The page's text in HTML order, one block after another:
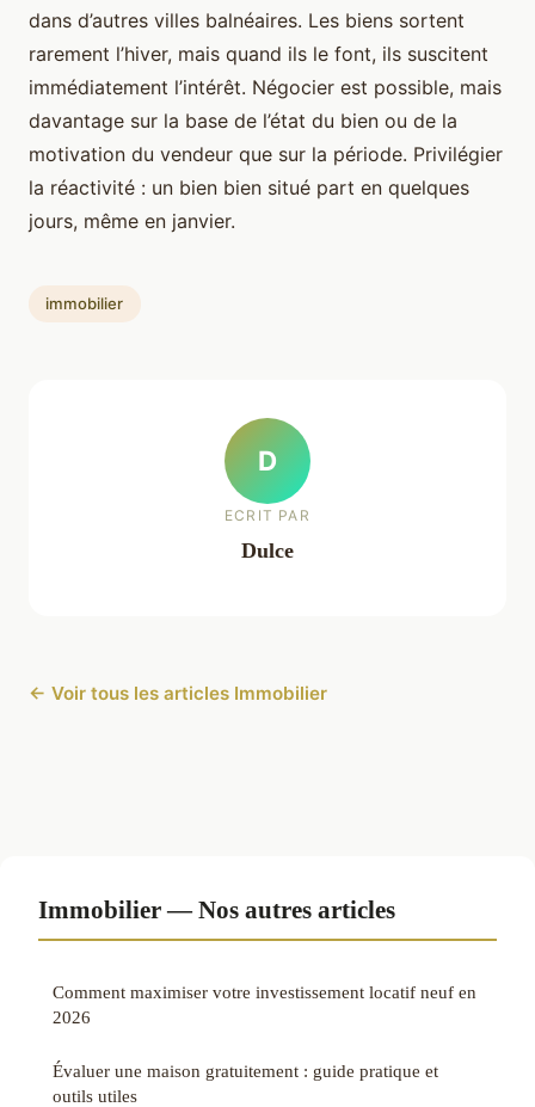
dans d’autres villes balnéaires. Les biens sortent
rarement l’hiver, mais quand ils le font, ils suscitent
immédiatement l’intérêt. Négocier est possible, mais
davantage sur la base de l’état du bien ou de la
motivation du vendeur que sur la période. Privilégier
la réactivité : un bien bien situé part en quelques
jours, même en janvier.
immobilier
D
ECRIT PAR
Dulce
← Voir tous les articles Immobilier
Immobilier — Nos autres articles
Comment maximiser votre investissement locatif neuf en
2026
Évaluer une maison gratuitement : guide pratique et
outils utiles